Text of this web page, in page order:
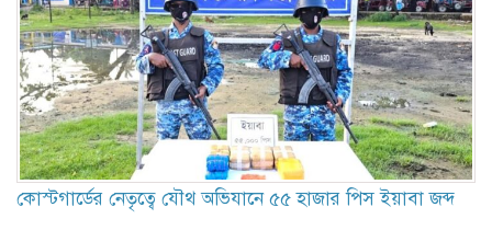
কোস্টগার্ডের নেতৃত্বে যৌথ অভিযানে ৫৫ হাজার পিস ইয়াবা জব্দ